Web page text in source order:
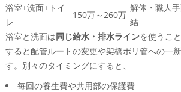
浴室+洗面+トイ
レ
150万～260万
解体・職人
結
浴室と洗面は同じ給水・排水ラインを使うこ
すると配管ルートの変更や架橋ポリ管への一
す。別々のタイミングにすると、
毎回の養生費や共用部の保護費